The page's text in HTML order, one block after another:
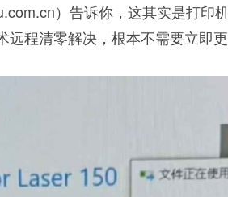
）告诉你，这其实是打印
程清零解决，根本不需要立即